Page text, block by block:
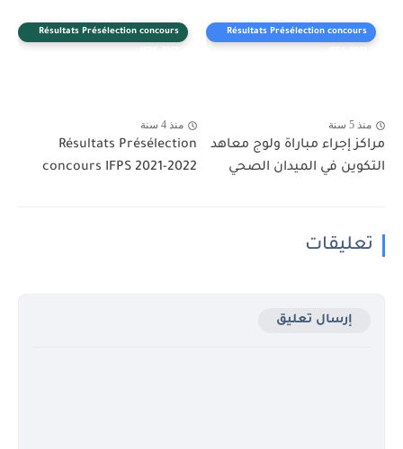
Résultats Présélection concours
منذ 5 سنة
مراكز إجراء مباراة ولوج معاهد
التكوين في الميدان الصحي
Résultats Présélection concours
منذ 4 سنة
Résultats Présélection
concours IFPS 2021-2022
تعليقات
إرسال تعليق